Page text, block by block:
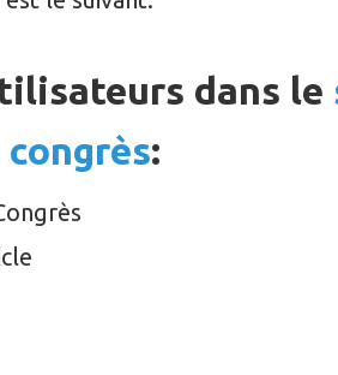
dans le
: